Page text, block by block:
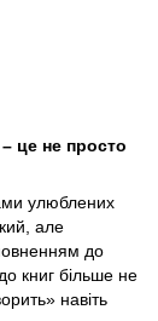
це не просто
улюблених
але
до
книг більше не
навіть